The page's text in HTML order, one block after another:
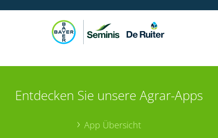
Entdecken Sie unsere Agrar-Apps
App Übersicht